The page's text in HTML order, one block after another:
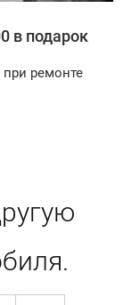
в подарок
ремонте